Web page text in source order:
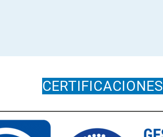
CERTIFICACIONES